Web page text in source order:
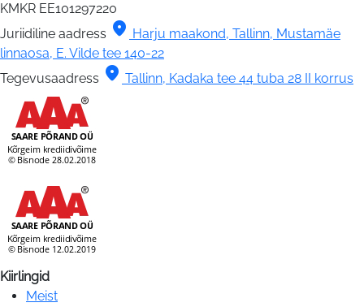
KMKR EE101297220
Juriidiline aadress location_on Harju maakond, Tallinn, Mustamäe
linnaosa, E. Vilde tee 140-22
Tegevusaadress location_on Tallinn, Kadaka tee 44 tuba 28 II korrus
Kiirlingid
Meist